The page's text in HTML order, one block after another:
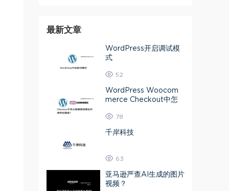
最新文章
WordPress开启调试模
式
52
WordPress Woocom
merce Checkout中怎
国家？
78
千岸科技
63
亚马逊严查AI生成的图片
视频？